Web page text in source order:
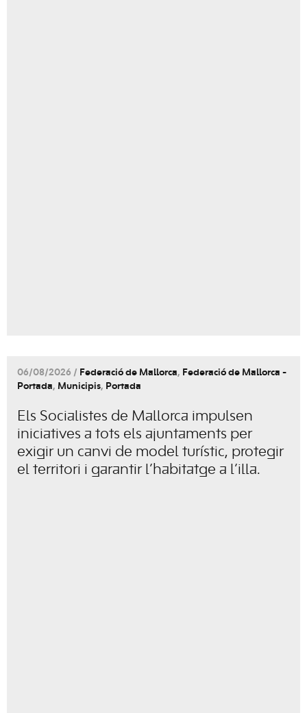
06/08/2026 / Federació de Mallorca, Federació de Mallorca -
Portada, Municipis, Portada
Els Socialistes de Mallorca impulsen
iniciatives a tots els ajuntaments per
exigir un canvi de model turístic, protegir
el territori i garantir l’habitatge a l’illa.